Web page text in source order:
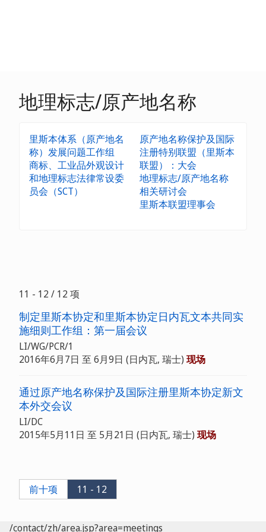
地理标志/原产地名称
里斯本体系（原产地名
称）发展问题工作组
商标、工业品外观设计
和地理标志法律常设委
员会（SCT）
原产地名称保护及国际
注册特别联盟（里斯本
联盟）：大会
地理标志/原产地名称
相关研讨会
里斯本联盟理事会
11 - 12 / 12 项
制定里斯本协定和里斯本协定日内瓦文本共同实
施细则工作组：第一届会议
LI/WG/PCR/1
2016年6月7日 至 6月9日 (日内瓦, 瑞士) 现场
通过原产地名称保护及国际注册里斯本协定新文
本外交会议
LI/DC
2015年5月11日 至 5月21日 (日内瓦, 瑞士) 现场
前十项 11 - 12
/contact/zh/area.jsp?area=meetings